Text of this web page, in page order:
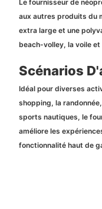
Le fournisseur de
aux autres produits du
extra large et une
beach-volley, la voile
Scénarios
Idéal pour diverses
shopping, la
sports nautiques, le
améliore les
fonctionnalité haut de